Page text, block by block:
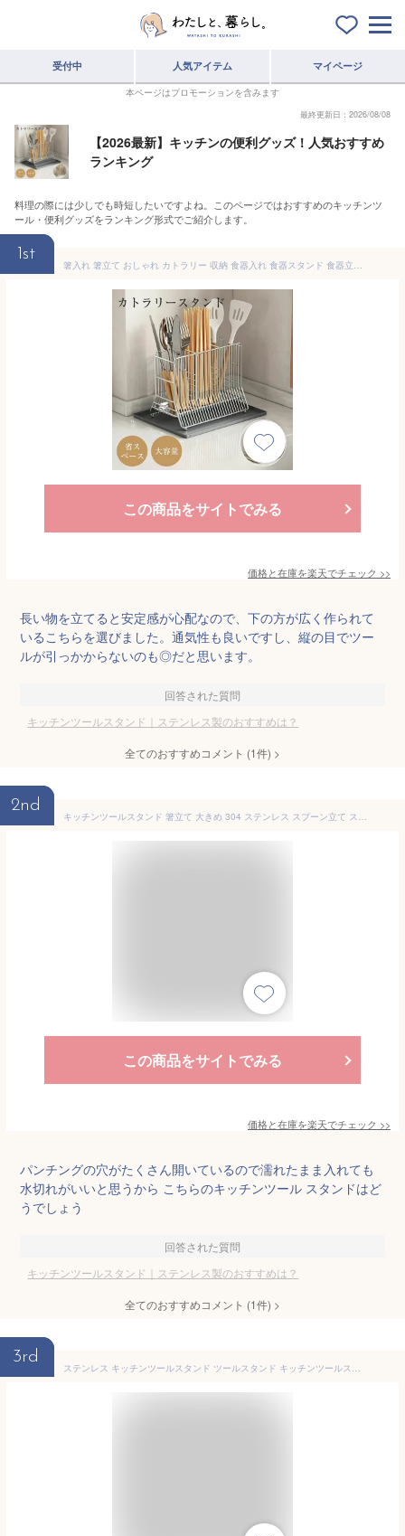
受付中 人気アイテム マイページ
本ページはプロモーションを含みます
最終更新日：2026/08/08
【2026最新】キッチンの便利グッズ！人気おすすめ
ランキング
料理の際には少しでも時短したいですよね。このページではおすすめのキッチンツ
ール・便利グッズをランキング形式でご紹介します。
1st
箸入れ 箸立て おしゃれ カトラリー 収納 食器入れ 食器スタンド 食器立て スプーン フォーク スタンド カトラリースタンド 食器 箸立て
この商品をサイトでみる
価格と在庫を楽天でチェック >>
長い物を立てると安定感が心配なので、下の方が広く作られて
いるこちらを選びました。通気性も良いですし、縦の目でツー
ルが引っかからないのも◎だと思います。
回答された質問
キッチンツールスタンド｜ステンレス製のおすすめは？
全てのおすすめコメント (1件) >
2nd
キッチンツールスタンド 箸立て 大きめ 304 ステンレス スプーン立て ステンレス SUS 304 カトラリースタンド 水切り 箸 立て スタンド 収納 ラック 食器収納 18-8ステンレス
この商品をサイトでみる
価格と在庫を楽天でチェック >>
パンチングの穴がたくさん開いているので濡れたまま入れても
水切れがいいと思うから こちらのキッチンツール スタンドはど
うでしょう
回答された質問
キッチンツールスタンド｜ステンレス製のおすすめは？
全てのおすすめコメント (1件) >
3rd
ステンレス キッチンツールスタンド ツールスタンド キッチンツールスタンド スタンド おたま 箸立て 菜箸 キッチンツール キッチン キッチン用品 ステンレス